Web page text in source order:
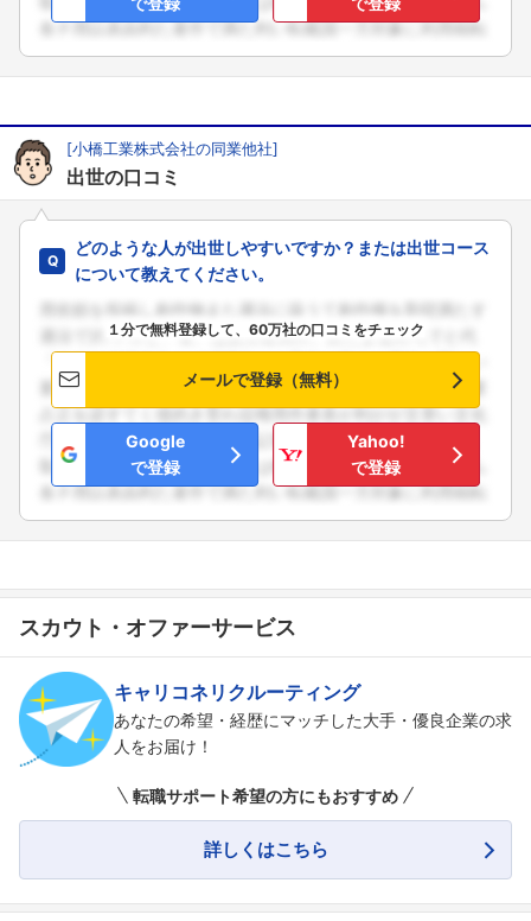
フォローしました
こちらの企業もフォローしませんか？
[小橋工業株式会社の同業他社]
出世の口コミ
どのような人が出世しやすいですか？または出世コース
について教えてください。
１分で無料登録して、60万社の口コミをチェック
メールで登録（無料）
Google
で登録
Yahoo!
で登録
スカウト・オファーサービス
キャリコネリクルーティング
あなたの希望・経歴にマッチした大手・優良企業の求
人をお届け！
転職サポート希望の方にもおすすめ
詳しくはこちら